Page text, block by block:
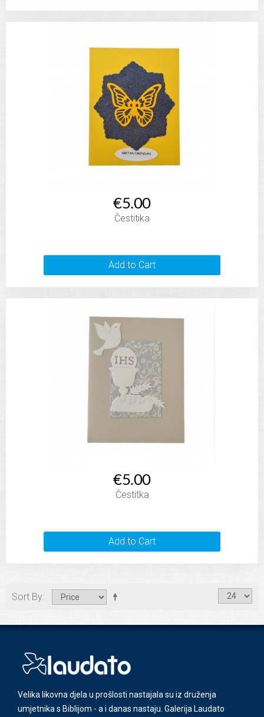
€5.00
Čestitika
Add to Cart
€5.00
Čestitka
Add to Cart
Sort By
Velika likovna djela u prošlosti nastajala su iz druženja
umjetnika s Biblijom - a i danas nastaju. Galerija Laudato